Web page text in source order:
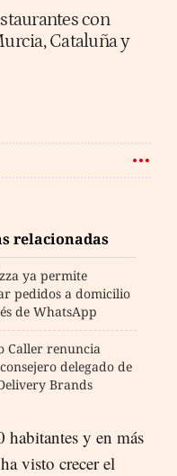
con
Cataluña y
relacionadas
ya permite
pedidos a domicilio
de WhatsApp
Caller renuncia
delegado de
Brands
habitantes y en más
visto crecer el